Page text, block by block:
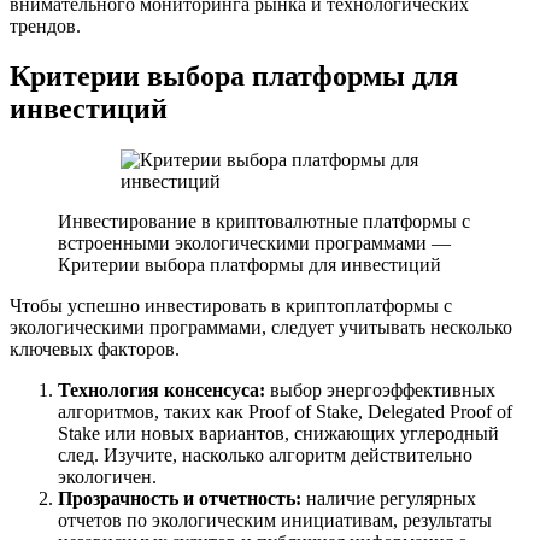
трендов.
Критерии выбора платформы для
инвестиций
Инвестирование в криптовалютные платформы с
встроенными экологическими программами —
Критерии выбора платформы для инвестиций
Чтобы успешно инвестировать в криптоплатформы с
экологическими программами, следует учитывать несколько
ключевых факторов.
Технология консенсуса: выбор энергоэффективных
алгоритмов, таких как Proof of Stake, Delegated Proof of
Stake или новых вариантов, снижающих углеродный
след. Изучите, насколько алгоритм действительно
экологичен.
Прозрачность и отчетность: наличие регулярных
отчетов по экологическим инициативам, результаты